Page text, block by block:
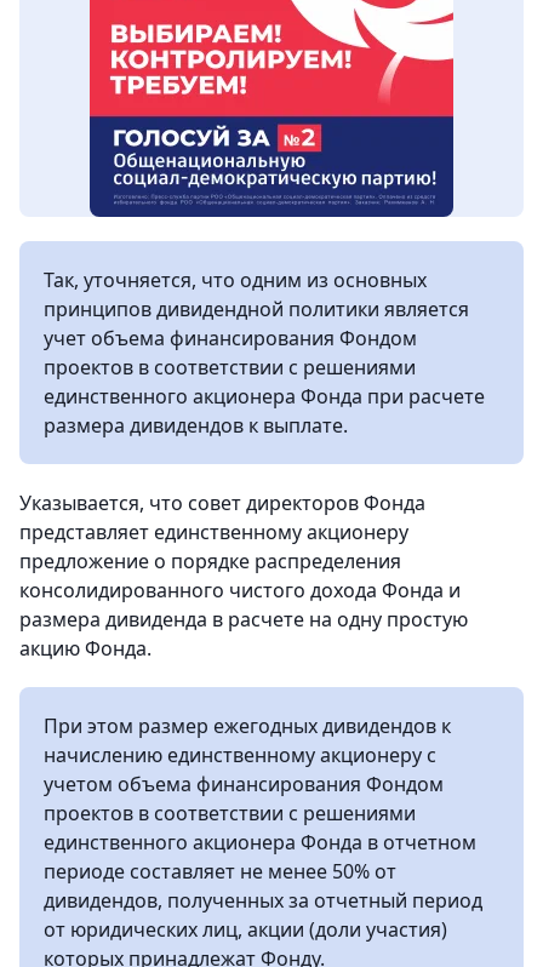
Так, уточняется, что одним из основных
принципов дивидендной политики является
учет объема финансирования Фондом
проектов в соответствии с решениями
единственного акционера Фонда при расчете
размера дивидендов к выплате.
Указывается, что совет директоров Фонда
представляет единственному акционеру
предложение о порядке распределения
консолидированного чистого дохода Фонда и
размера дивиденда в расчете на одну простую
акцию Фонда.
При этом размер ежегодных дивидендов к
начислению единственному акционеру с
учетом объема финансирования Фондом
проектов в соответствии с решениями
единственного акционера Фонда в отчетном
периоде составляет не менее 50% от
дивидендов, полученных за отчетный период
от юридических лиц, акции (доли участия)
которых принадлежат Фонду.